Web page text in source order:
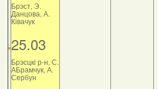
Брэст, Э.
Данцова, А.
Ківачук
25.03
Брэсцкі р-н, С.
АБрамчук, А.
Сербун